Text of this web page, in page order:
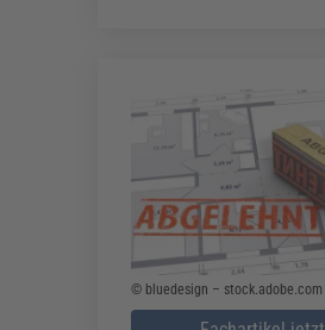
© bluedesign – stock.adobe.com